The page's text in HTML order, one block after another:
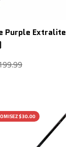
Purple Extralite
$30.00